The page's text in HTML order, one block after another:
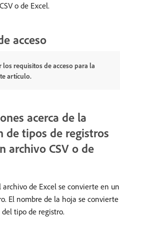
o de Excel.
acceso
los requisitos de acceso para la
artículo.
acerca de la
de tipos de registros
archivo CSV o de
archivo de Excel se convierte en un
El nombre de la hoja se convierte
tipo de registro.